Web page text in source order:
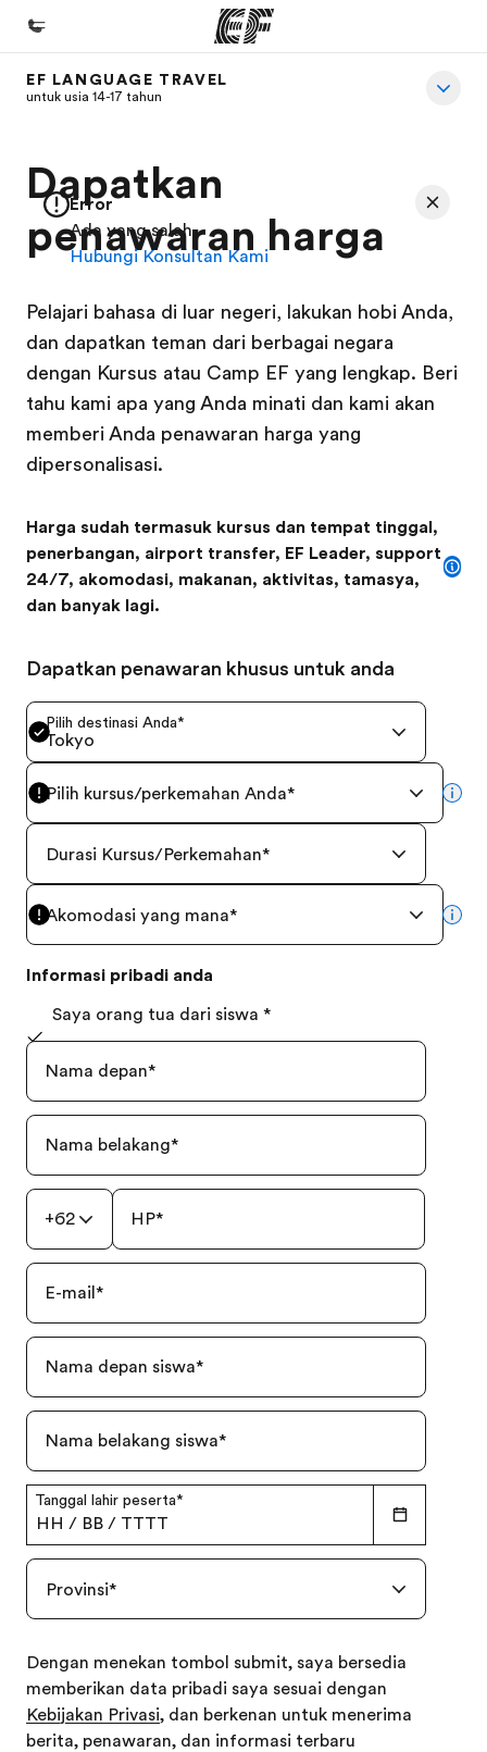
Beranda
Daftar program
Lihat semua program
Kantor dan sekolah
Tentang kami
Cerita kami
Bergabung dengan tim kami
EF LANGUAGE TRAVEL
untuk usia 14-17 tahun
Dapatkan
penawaran harga
Pelajari bahasa di luar negeri, lakukan hobi Anda,
dan dapatkan teman dari berbagai negara
dengan Kursus atau Camp EF yang lengkap. Beri
tahu kami apa yang Anda minati dan kami akan
memberi Anda penawaran harga yang
dipersonalisasi.
Harga sudah termasuk kursus dan tempat tinggal,
penerbangan, airport transfer, EF Leader, support
24/7, akomodasi, makanan, aktivitas, tamasya,
dan banyak lagi.
Dapatkan penawaran khusus untuk anda
Pilih destinasi Anda*
Tokyo
Pilih kursus/perkemahan Anda*
Durasi Kursus/Perkemahan*
Akomodasi yang mana*
Informasi pribadi anda
Saya orang tua dari siswa *
Nama depan*
Nama belakang*
+62 HP*
E-mail *
Nama depan siswa*
Nama belakang siswa*
Tanggal lahir peserta*
HH / BB / TTTT
Provinsi*
Dengan menekan tombol submit, saya bersedia
memberikan data pribadi saya sesuai dengan
Kebijakan Privasi, dan berkenan untuk menerima
berita, penawaran, dan informasi terbaru
Error
Ada yang salah
Hubungi Konsultan Kami